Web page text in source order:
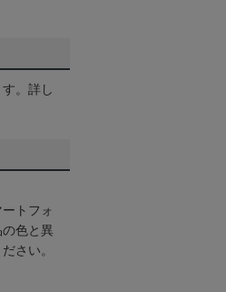
。詳し
トフォ
色と異
さい。